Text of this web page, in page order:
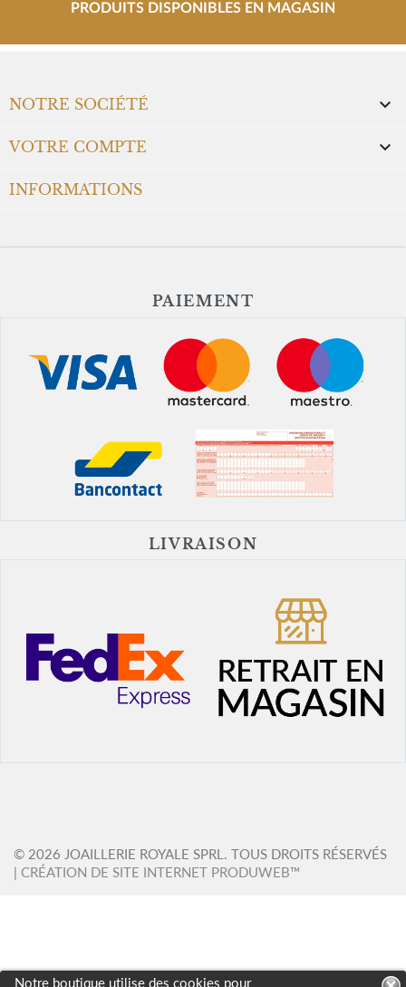
Notre boutique utilise des cookies pour
PRODUITS DISPONIBLES EN MAGASIN
NOTRE SOCIÉTÉ 
VOTRE COMPTE 
INFORMATIONS
PAIEMENT
LIVRAISON
© 2026 JOAILLERIE ROYALE SPRL. TOUS DROITS RÉSERVÉS
| CRÉATION DE SITE INTERNET PRODUWEB™